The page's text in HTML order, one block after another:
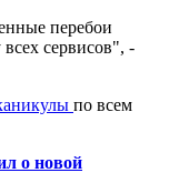
перебои
сервисов", -
по всем
о новой